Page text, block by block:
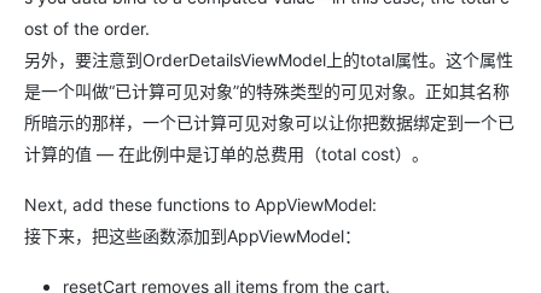
ost of the order.
另外，要注意到OrderDetailsViewModel 上的total属性。这个属性
是一个叫做“已计算可见对象”的特殊类型的可见对象。正如其名称
所暗示的那样，一个已计算可见对象可以让你把数据绑定到一个已
计算的值 — 在此例中是订单的总费用（total cost）。
Next, add these functions to AppViewModel:
接下来，把这些函数添加到AppViewModel：
resetCart removes all items from the cart.